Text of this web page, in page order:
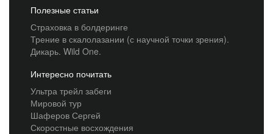
Полезные статьи
Страховка в болдеринге
Трение в скалолазании (с научной точки зрения).
Дикарь. Wild One.
Интересно почитать
Ультра трейл забеги
Мировой тур
Шаферов Сергей
Скоростные восхождения